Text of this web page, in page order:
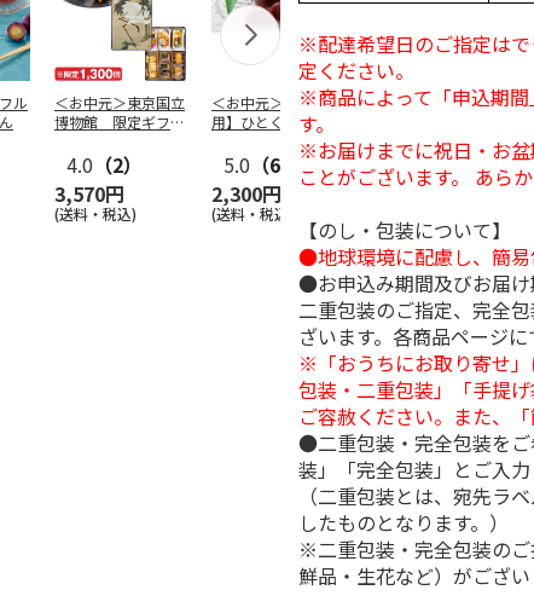
ル
＜お中元＞東京国立
博物館 限定ギフ
図 吉
…
4.0 （2）
3,570円
(送料・税込)
＜お中元＞【お徳
用】ひとくちミニ
水ようかん５０個
（東日本…
5.0 （6）
2,300円
(送料・税込)
【冷凍】北海道 冷
本セット
5.0（3）
4,860円
※配達希望日のご指定は
定ください。
※商品によって「申込期
す。
※お届けまでに祝日・お
ことがございます。 あら
【のし・包装について】
●地球環境に配慮し、簡易
●お申込み期間及びお届け
二重包装のご指定、完全
ざいます。各商品ページに
※「おうちにお取り寄せ
包装・二重包装」「手提
ご容赦ください。また、
●二重包装・完全包装をご
装」「完全包装」とご入力
（二重包装とは、宛先ラ
したものとなります。）
※二重包装・完全包装の
鮮品・生花など）がござ